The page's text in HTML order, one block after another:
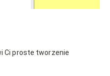
Ci proste tworzenie